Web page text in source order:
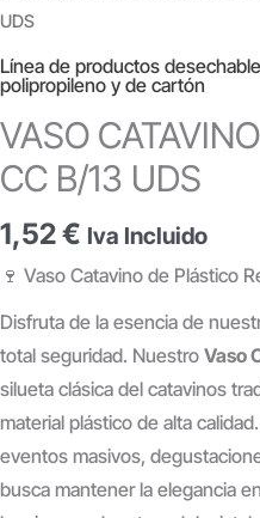
UDS
Línea de productos
polipropileno y de cartón
VASO
CC B/13 UDS
1,52€ Iva Incluido
🍷 Vaso Catavino de Plástico
Disfruta de la esencia de
total seguridad. Nuestro Vaso
silueta clásica del catavinos
material plástico de alta calidad.
eventos masivos,
busca mantener la elegancia